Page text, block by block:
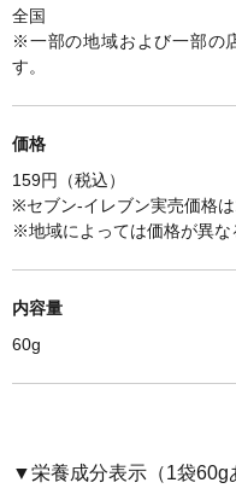
全国
※一部の地域および一部の
す。
価格
159円（税込）
※セブン-イレブン実売価格は
※地域によっては価格が異な
内容量
60g
▼栄養成分表示（1袋60g